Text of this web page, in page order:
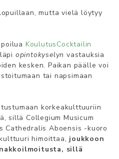
mutta vielä löytyy
KoulutusCocktailin
opintokyselyn vastauksia
kesken. Paikan päälle voi
tai napsimaan
korkeakulttuuriin
sillä Collegium Musicum
Cathedralis Aboensis -kuoro
himoittaa, joukkoon
sillä